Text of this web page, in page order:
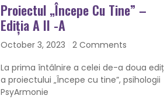
Proiectul „Începe Cu Tine” –
Ediția A II -a
October 3, 2023
2 Comments
La prima întâlnire a celei de-a doua
a proiectului „Începe cu tine”, psihologii
PsyArmonie